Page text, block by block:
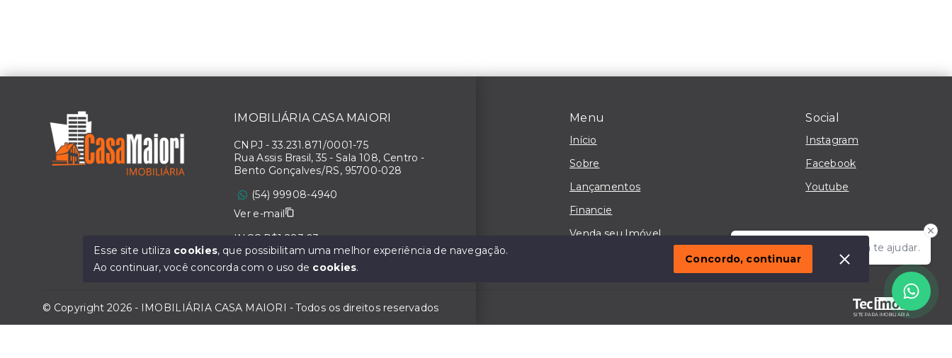
Olá! Estou disponível para te ajudar.
Menu
Início
Sobre
Lançamentos
Financie
Venda seu Imóvel
Social
Instagram
Facebook
Youtube
SITE PARA IMOBILIARIA
IMOBILIÁRIA CASA MAIORI
CNPJ - 33.231.871/0001-75
Rua Assis Brasil, 35 - Sala 108, Centro -
Bento Gonçalves/RS, 95700-028
(54) 99908-4940
Ver e-mail
INCC R$1.283,03
© Copyright 2026 - IMOBILIÁRIA CASA MAIORI - Todos os direitos reservados
Esse site utiliza cookies, que possibilitam uma melhor experiência de navegação.
Ao continuar, você concorda com o uso de cookies.
Concordo, continuar